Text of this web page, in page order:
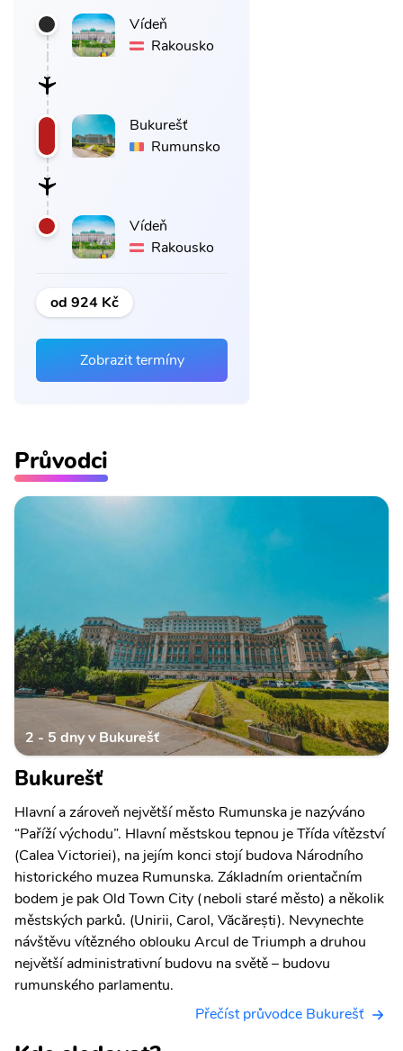
Vídeň
Rakousko
Bukurešť
Rumunsko
Vídeň
Rakousko
od 924 Kč
Zobrazit termíny
Průvodci
2 - 5 dny v Bukurešť
Bukurešť
Hlavní a zároveň největší město Rumunska je nazýváno
“Paříží východu”. Hlavní městskou tepnou je Třída vítězství
(Calea Victoriei), na jejím konci stojí budova Národního
historického muzea Rumunska. Základním orientačním
bodem je pak Old Town City (neboli staré město) a několik
městských parků. (Unirii, Carol, Văcărești). Nevynechte
návštěvu vítězného oblouku Arcul de Triumph a druhou
největší administrativní budovu na světě – budovu
rumunského parlamentu.
Přečíst průvodce Bukurešť